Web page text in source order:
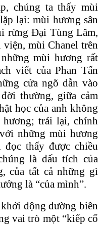
chúng ta thấy mùi
lại: mùi hương sân
rừng Đại Tùng Lâm,
mùi Chanel trên
mùi hương rất
viết của Phan Tấn
cửa ngõ dẫn vào
thường, giữa cảm
học của anh không
trái lại, chính
những mùi hương
thấy được chiều
là dấu tích của
của tất cả những gì
là “của mình”.
động đường biên
vai trò một “kiếp cổ